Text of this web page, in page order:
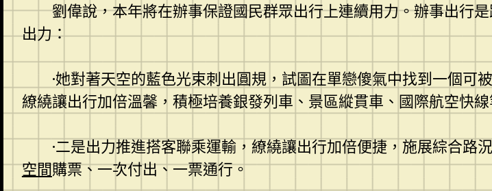
劉偉說，本年將在辦事保證國民群眾出行上連續用力。辦事出行
出力：
·她對著天空的藍色光束刺出圓規，試圖在單戀傻氣中找到一個可
繚繞讓出行加倍溫馨，積極培養銀發列車、景區縱貫車、國際航空快
·二是出力推進搭客聯乘運輸，繚繞讓出行加倍便捷，施展綜合
空間購票、一次付出、一票通行。